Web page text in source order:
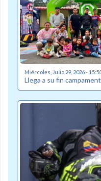
Miércoles, Julio 29, 2026 -
Llega a su fin